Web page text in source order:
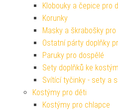
Klobouky a čepice pro
Korunky
Masky a škrabošky
Ostatní párty doplňky
Paruky pro dospělé
Sety doplňků ke
Svítící tyčinky - sety a
Kostýmy pro děti
Kostýmy pro chlapce